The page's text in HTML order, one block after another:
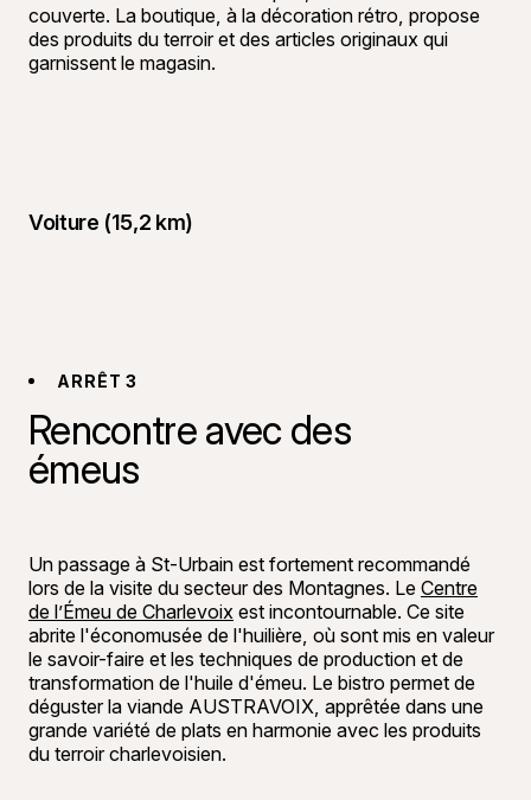
couverte. La boutique, à la décoration rétro, propose
des produits du terroir et des articles originaux qui
garnissent le magasin.
Voiture (15,2 km)
ARRÊT 3
Rencontre avec des
émeus
Un passage à St-Urbain est fortement recommandé
lors de la visite du secteur des Montagnes. Le Centre
de l’Émeu de Charlevoix est incontournable. Ce site
abrite l'économusée de l'huilière, où sont mis en valeur
le savoir-faire et les techniques de production et de
transformation de l'huile d'émeu. Le bistro permet de
déguster la viande AUSTRAVOIX, apprêtée dans une
grande variété de plats en harmonie avec les produits
du terroir charlevoisien.